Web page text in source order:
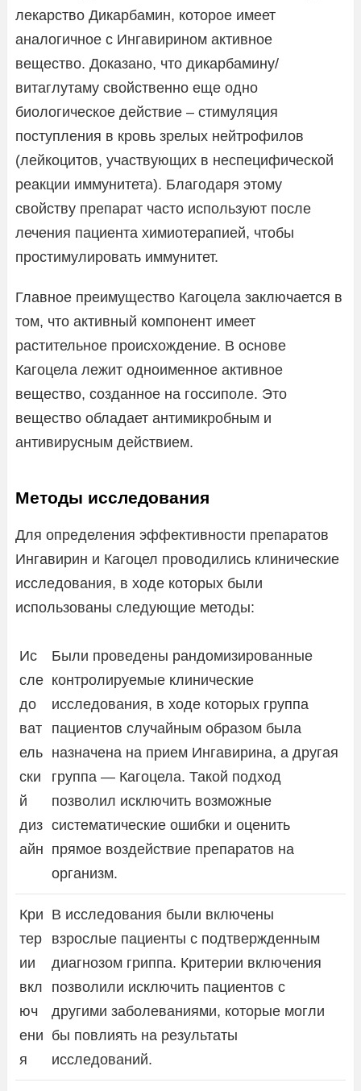
лекарство Дикарбамин, которое имеет
аналогичное с Ингавирином активное
вещество. Доказано, что дикарбамину/
витаглутаму свойственно еще одно
биологическое действие – стимуляция
поступления в кровь зрелых нейтрофилов
(лейкоцитов, участвующих в неспецифической
реакции иммунитета). Благодаря этому
свойству препарат часто используют после
лечения пациента химиотерапией, чтобы
простимулировать иммунитет.
Главное преимущество Кагоцела заключается в
том, что активный компонент имеет
растительное происхождение. В основе
Кагоцела лежит одноименное активное
вещество, созданное на госсиполе. Это
вещество обладает антимикробным и
антивирусным действием.
Методы исследования
Для определения эффективности препаратов
Ингавирин и Кагоцел проводились клинические
исследования, в ходе которых были
использованы следующие методы:
Ис
сле
до
ват
ель
ски
й
диз
айн
Были проведены рандомизированные
контролируемые клинические
исследования, в ходе которых группа
пациентов случайным образом была
назначена на прием Ингавирина, а другая
группа — Кагоцела. Такой подход
позволил исключить возможные
систематические ошибки и оценить
прямое воздействие препаратов на
организм.
Кри
тер
ии
вкл
юч
ени
я
В исследования были включены
взрослые пациенты с подтвержденным
диагнозом гриппа. Критерии включения
позволили исключить пациентов с
другими заболеваниями, которые могли
бы повлиять на результаты
исследований.